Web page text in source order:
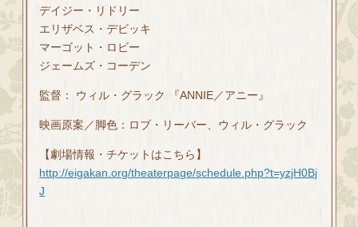
デイジー・リドリー
エリザベス・デビッキ
マーゴット・ロビー
ジェームズ・コーデン
監督： ウィル・グラック 『ANNIE／アニー』
映画原案／脚色：ロブ・リーバー、ウィル・グラック
【劇場情報・チケットはこちら】
http://eigakan.org/theaterpage/schedule.php?t=yzjH0Bj
J